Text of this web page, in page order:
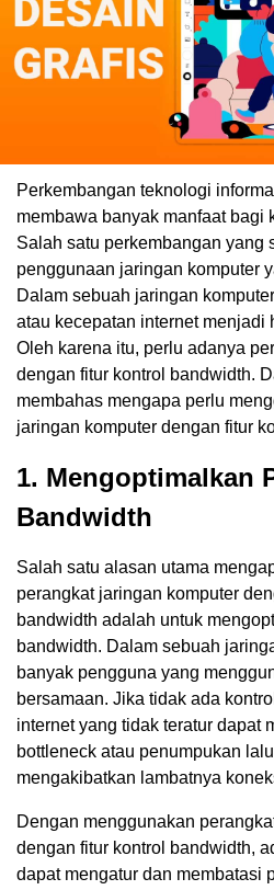
Perkembangan teknologi
membawa banyak manfaat bagi
Salah satu perkembangan yang
penggunaan jaringan komputer
Dalam sebuah jaringan
atau kecepatan internet menjadi
Oleh karena itu, perlu adanya
dengan fitur kontrol bandwidth.
membahas mengapa perlu
jaringan komputer dengan fitur
1. Mengoptimalkan
Bandwidth
Salah satu alasan utama
perangkat jaringan komputer
bandwidth adalah untuk
bandwidth. Dalam sebuah
banyak pengguna yang
bersamaan. Jika tidak ada
internet yang tidak teratur dapat
bottleneck atau penumpukan
mengakibatkan lambatnya
Dengan menggunakan
dengan fitur kontrol bandwidth,
dapat mengatur dan membatasi